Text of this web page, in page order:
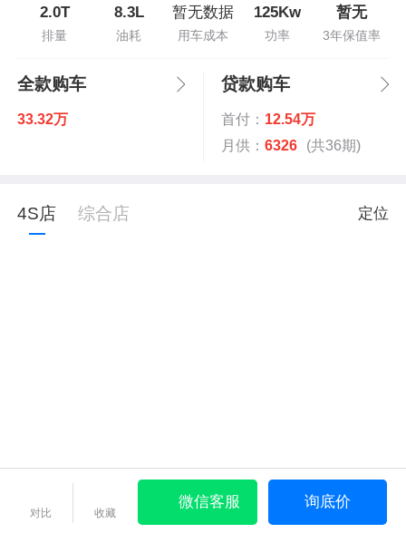
2.0T
排量
8.3L
油耗
暂无数据
用车成本
125Kw
功率
暂无
3年保值率
全款购车
33.32万
贷款购车
首付： 12.54万
月供： 6326 (共36期)
4S店 综合店 定位
对比 收藏
微信客服 询底价